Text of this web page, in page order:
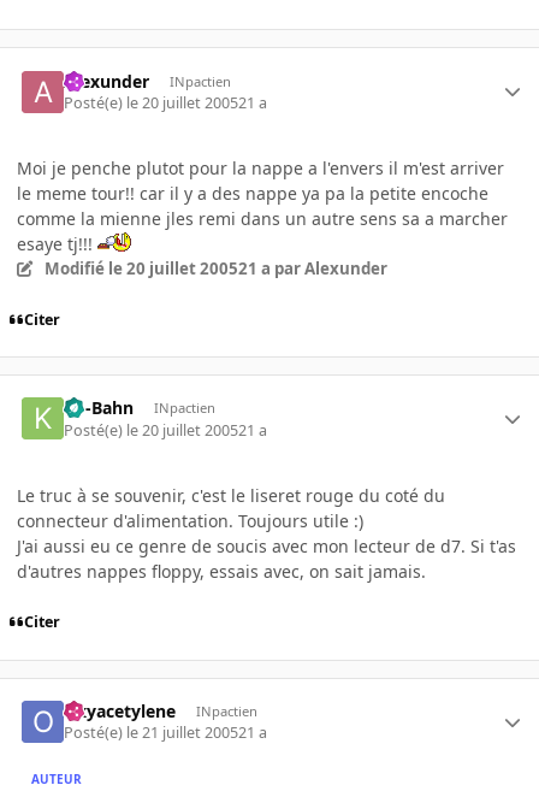
Alexunder INpactien
Posté(e) le 20 juillet 200521 a
Moi je penche plutot pour la nappe a l'envers il m'est arriver
le meme tour!! car il y a des nappe ya pa la petite encoche
comme la mienne jles remi dans un autre sens sa a marcher
esaye tj!!!
Modifié le 20 juillet 200521 a par Alexunder
Citer
Ko-Bahn INpactien
Posté(e) le 20 juillet 200521 a
Le truc à se souvenir, c'est le liseret rouge du coté du
connecteur d'alimentation. Toujours utile :)
J'ai aussi eu ce genre de soucis avec mon lecteur de d7. Si t'as
d'autres nappes floppy, essais avec, on sait jamais.
Citer
Oxyacetylene INpactien
Posté(e) le 21 juillet 200521 a
AUTEUR